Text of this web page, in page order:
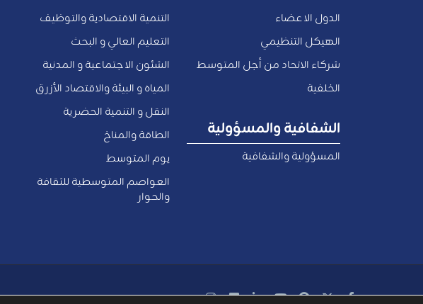
التنمية الاقتصادية والتوظيف
التعليم العالي و البحث
الشئون الاجتماعية و المدنية
المياه و البيئة والاقتصاد الأزرق
النقل و التنمية الحضرية
الطاقة والمناخ
يوم المتوسط
العواصم المتوسطية للثقافة
والحوار
الدول الاعضاء
الهيكل التنظيمي
شركاء الاتحاد من أجل المتوسط
الخلفية
الشفافية والمسؤولية
المسؤولية والشفافية